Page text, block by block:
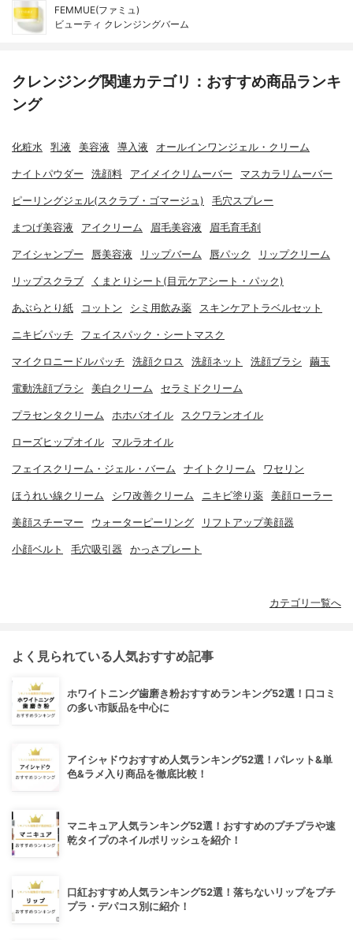
FEMMUE(ファミュ)
ビューティ クレンジングバーム
クレンジング関連カテゴリ：おすすめ商品ランキ
ング
化粧水 乳液 美容液 導入液 オールインワンジェル・クリーム
ナイトパウダー 洗顔料 アイメイクリムーバー マスカラリムーバー
ピーリングジェル(スクラブ・ゴマージュ) 毛穴スプレー
まつげ美容液 アイクリーム 眉毛美容液 眉毛育毛剤
アイシャンプー 唇美容液 リップバーム 唇パック リップクリーム
リップスクラブ くまとりシート(目元ケアシート・パック)
あぶらとり紙 コットン シミ用飲み薬 スキンケアトラベルセット
ニキビパッチ フェイスパック・シートマスク
マイクロニードルパッチ 洗顔クロス 洗顔ネット 洗顔ブラシ 繭玉
電動洗顔ブラシ 美白クリーム セラミドクリーム
プラセンタクリーム ホホバオイル スクワランオイル
ローズヒップオイル マルラオイル
フェイスクリーム・ジェル・バーム ナイトクリーム ワセリン
ほうれい線クリーム シワ改善クリーム ニキビ塗り薬 美顔ローラー
美顔スチーマー ウォーターピーリング リフトアップ美顔器
小顔ベルト 毛穴吸引器 かっさプレート
カテゴリ一覧へ
よく見られている人気おすすめ記事
ホワイトニング歯磨き粉おすすめランキング52選！口コミ
の多い市販品を中心に
アイシャドウおすすめ人気ランキング52選！パレット&単
色&ラメ入り商品を徹底比較！
マニキュア人気ランキング52選！おすすめのプチプラや速
乾タイプのネイルポリッシュを紹介！
口紅おすすめ人気ランキング52選！落ちないリップをプチ
プラ・デパコス別に紹介！